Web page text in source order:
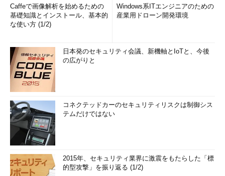
Caffeで画像解析を始めるための
基礎知識とインストール、基本的
な使い方 (1/2)
Windows系ITエンジニアのための
産業用ドローン開発環境
日本発のセキュリティ会議、新機軸とIoTと、今後
の広がりと
コネクテッドカーのセキュリティリスクは制御シス
テムだけではない
2015年、セキュリティ業界に激震をもたらした「標
的型攻撃」を振り返る (1/2)